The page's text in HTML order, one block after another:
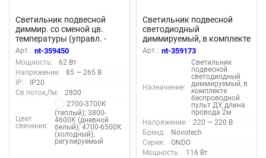
Светильник подвесной
диммир. со сменой цв.
температуры (управл. -
пульт ДУ или прилож.
Smart Life) «Novotech»
359450, серия: SOTTO
(крепление на планке) -
Приложение Smart Life
Арт.: nt-359450
Мощность:
62 Вт
Напряжение:
85 — 265 В
IP:
IP20
Св.поток,Лм:
2800
Цвет
свечения:
2700-3700К
(теплый); 3800-
4600К (дневной
белый); 4700-6500К
(холодный);
регулируемый
Светильник подвесной
светодиодный
диммируемый, в комплекте
беспроводной пульт ДУ,
длина провода 2м
«Novotech» 359173, серия:
Арт.: nt-359173
Назначение:
Светильник
подвесной
светодиодный
диммируемый, в
комплекте
беспроводной
пульт ДУ, длина
провода 2м
Напряжение:
220 — 220 В
Бренд:
Novotech
Серия:
ONDO
Мощность:
116 Вт